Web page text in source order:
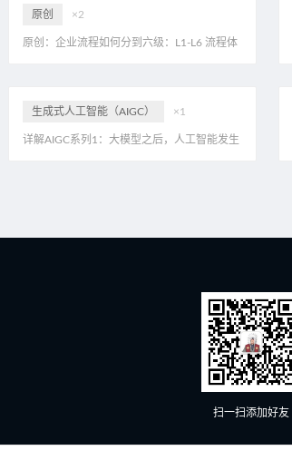
原创 ×2
原创：企业流程如何分到六级：L1-L6 流程体
生成式人工智能（AIGC） ×1
详解AIGC系列1：大模型之后，人工智能发生
扫一扫添加好友